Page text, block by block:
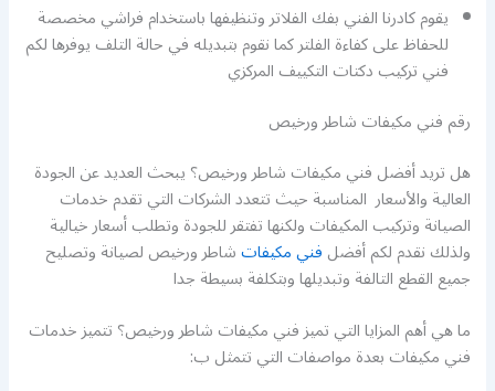
يقوم كادرنا الفني بفك الفلاتر وتنظيفها باستخدام فراشي مخصصة
للحفاظ على كفاءة الفلتر كما نقوم بتبديله في حالة التلف يوفرها لكم
فني تركيب دكتات التكييف المركزي
رقم فني مكيفات شاطر ورخيص
هل تريد أفضل فني مكيفات شاطر ورخيص؟ يبحث العديد عن الجودة
العالية والأسعار المناسبة حيث تتعدد الشركات التي تقدم خدمات
الصيانة وتركيب المكيفات ولكنها تفتقر للجودة وتطلب أسعار خيالية
ولذلك نقدم لكم أفضلفني مكيفاتشاطر ورخيص لصيانة وتصليح
جميع القطع التالفة وتبديلها وبتكلفة بسيطة جدا
ما هي أهم المزايا التي تميز فني مكيفات شاطر ورخيص؟ تتميز خدمات
فني مكيفات بعدة مواصفات التي تتمثل ب: